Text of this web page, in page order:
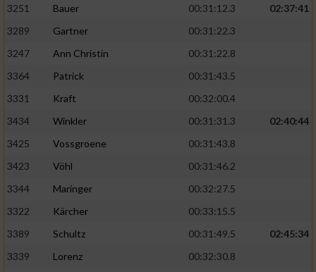
3251
Bauer 00:31:12.3
02:37:41
3289
Gartner
00:31:22.3
3247
Ann Christin
00:31:22.8
3364
Patrick
00:31:43.5
3331
Kraft
00:32:00.4
3434
Winkler 00:31:31.3
02:40:44
3425
Vossgroene
00:31:43.8
3423
Vöhl
00:31:46.2
3344
Maringer
00:32:27.5
3322
Kärcher
00:33:15.5
3389
Schultz 00:31:49.5
02:45:34
3339
Lorenz
00:32:30.8